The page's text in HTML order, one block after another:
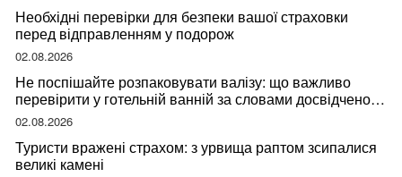
Необхідні перевірки для безпеки вашої страховки
перед відправленням у подорож
02.08.2026
Не поспішайте розпаковувати валізу: що важливо
перевірити у готельній ванній за словами досвідченої
мандрівниці
02.08.2026
Туристи вражені страхом: з урвища раптом зсипалися
великі камені